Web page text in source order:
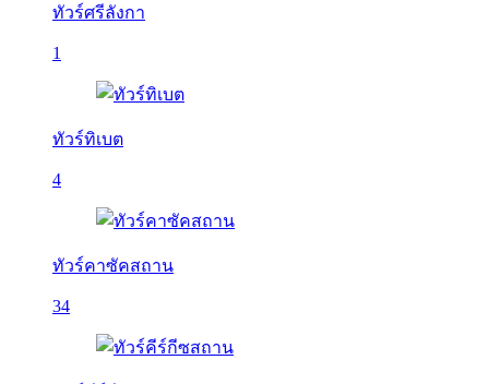
ทัวร์ศรีลังกา
1
ทัวร์ทิเบต
4
ทัวร์คาซัคสถาน
34